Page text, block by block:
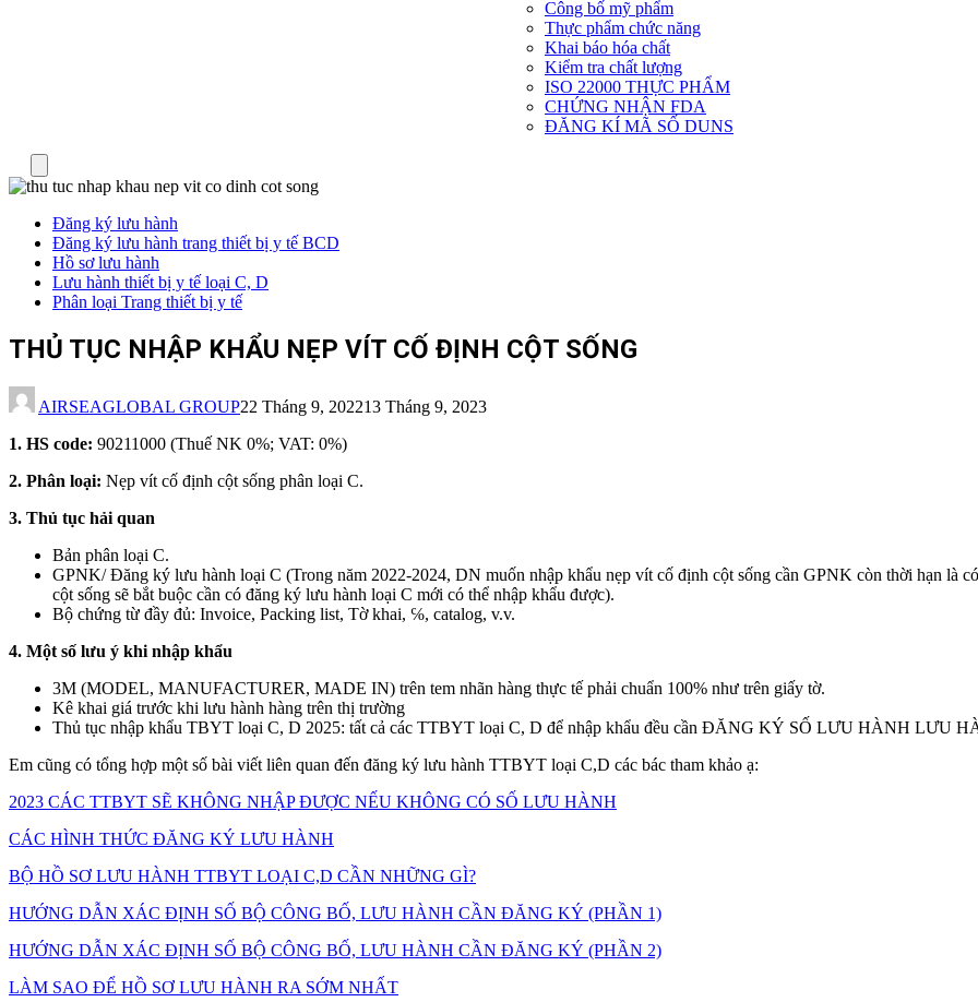
Dịch
vụ
khác
Công bố mỹ phẩm
Thực phẩm chức năng
Khai báo hóa chất
Kiểm tra chất lượng
ISO 22000 THỰC PHẨM
CHỨNG NHẬN FDA
ĐĂNG KÍ MÃ SỐ DUNS
Đăng ký lưu hành
Đăng ký lưu hành trang thiết bị y tế BCD
Hồ sơ lưu hành
Lưu hành thiết bị y tế loại C, D
Phân loại Trang thiết bị y tế
THỦ TỤC NHẬP KHẨU NẸP VÍT CỐ ĐỊNH CỘT SỐNG
AIRSEAGLOBAL GROUP22 Tháng 9, 202213 Tháng 9, 2023
1. HS code: 90211000 (Thuế NK 0%; VAT: 0%)
2. Phân loại: Nẹp vít cố định cột sống phân loại C.
3. Thủ tục hải quan
Bản phân loại C.
GPNK/ Đăng ký lưu hành loại C (Trong năm 2022-2024, DN muốn nhập khẩu nẹp vít cố định cột sống cần GPNK còn thời hạn là
cột sống sẽ bắt buộc cần có đăng ký lưu hành loại C mới có thể nhập khẩu được).
Bộ chứng từ đầy đủ: Invoice, Packing list, Tờ khai, ℅, catalog, v.v.
4. Một số lưu ý khi nhập khẩu
3M (MODEL, MANUFACTURER, MADE IN) trên tem nhãn hàng thực tế phải chuẩn 100% như trên giấy tờ.
Kê khai giá trước khi lưu hành hàng trên thị trường
Thủ tục nhập khẩu TBYT loại C, D 2025: tất cả các TTBYT loại C, D để nhập khẩu đều cần ĐĂNG KÝ SỐ LƯU HÀNH LƯU
Em cũng có tổng hợp một số bài viết liên quan đến đăng ký lưu hành TTBYT loại C,D các bác tham khảo ạ:
2023 CÁC TTBYT SẼ KHÔNG NHẬP ĐƯỢC NẾU KHÔNG CÓ SỐ LƯU HÀNH
CÁC HÌNH THỨC ĐĂNG KÝ LƯU HÀNH
BỘ HỒ SƠ LƯU HÀNH TTBYT LOẠI C,D CẦN NHỮNG GÌ?
HƯỚNG DẪN XÁC ĐỊNH SỐ BỘ CÔNG BỐ, LƯU HÀNH CẦN ĐĂNG KÝ (PHẦN 1)
HƯỚNG DẪN XÁC ĐỊNH SỐ BỘ CÔNG BỐ, LƯU HÀNH CẦN ĐĂNG KÝ (PHẦN 2)
LÀM SAO ĐỂ HỒ SƠ LƯU HÀNH RA SỚM NHẤT